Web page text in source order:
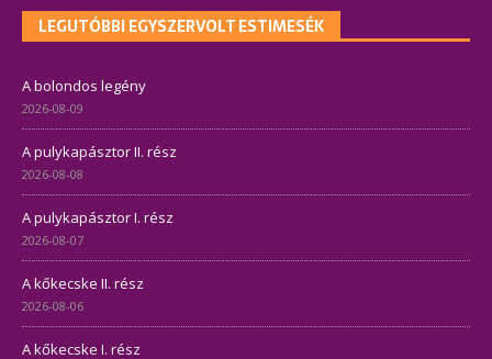
LEGUTÓBBI EGYSZERVOLT ESTIMESÉK
A bolondos legény
2026-08-09
A pulykapásztor II. rész
2026-08-08
A pulykapásztor I. rész
2026-08-07
A kőkecske II. rész
2026-08-06
A kőkecske I. rész